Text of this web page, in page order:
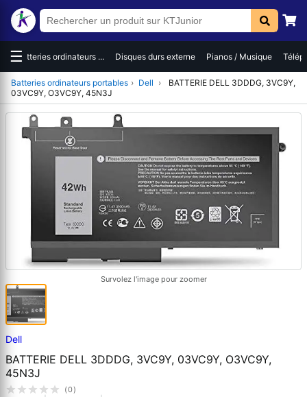
☰Batteries ordinateurs ... Disques durs externe Pianos / Musique
Batteries ordinateurs portables › Dell ›
BATTERIE DELL 3DDDG, 3VC9Y,
03VC9Y, O3VC9Y, 45N3J
Survolez l'image pour zoomer
Dell
BATTERIE DELL 3DDDG, 3VC9Y, 03VC9Y, O3VC9Y,
45N3J
(0)